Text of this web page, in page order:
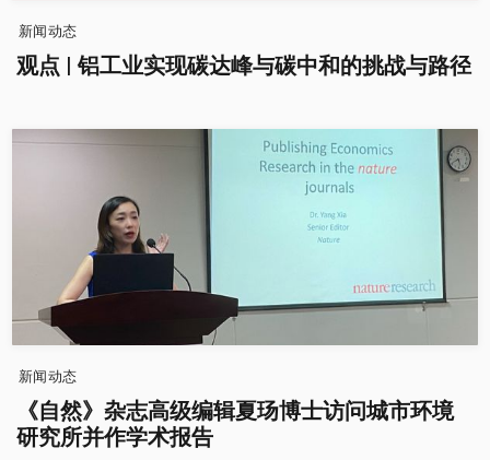
新闻动态
观点 | 铝工业实现碳达峰与碳中和的挑战与路径
新闻动态
《自然》杂志高级编辑夏玚博士访问城市环境
研究所并作学术报告